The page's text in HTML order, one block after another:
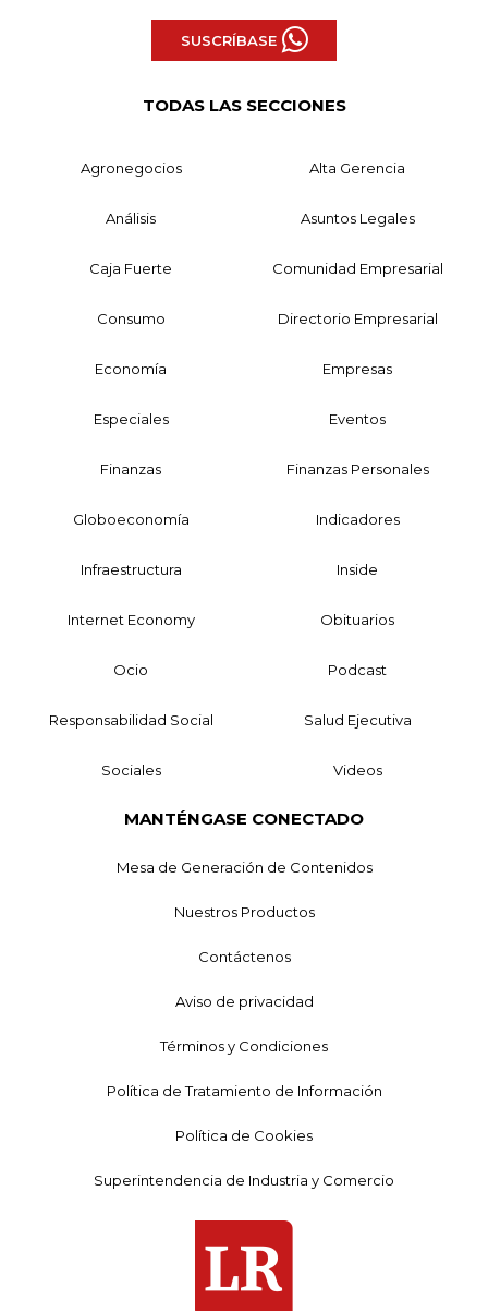
SUSCRÍBASE
TODAS LAS SECCIONES
Agronegocios Alta Gerencia
Análisis Asuntos Legales
Caja Fuerte Comunidad Empresarial
Consumo Directorio Empresarial
Economía Empresas
Especiales Eventos
Finanzas Finanzas Personales
Globoeconomía Indicadores
Infraestructura Inside
Internet Economy Obituarios
Ocio Podcast
Responsabilidad Social Salud Ejecutiva
Sociales Videos
MANTÉNGASE CONECTADO
Mesa de Generación de Contenidos
Nuestros Productos
Contáctenos
Aviso de privacidad
Términos y Condiciones
Política de Tratamiento de Información
Política de Cookies
Superintendencia de Industria y Comercio